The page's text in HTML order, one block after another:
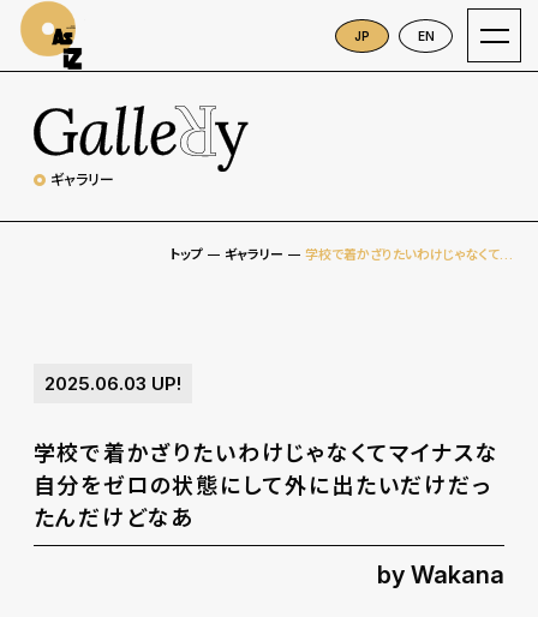
JP EN
ギャラリー
トップ ギャラリー
2025.06.03 UP!
学校で着かざりたいわけじゃなくてマイナスな
自分をゼロの状態にして外に出たいだけだっ
たんだけどなあ
by Wakana